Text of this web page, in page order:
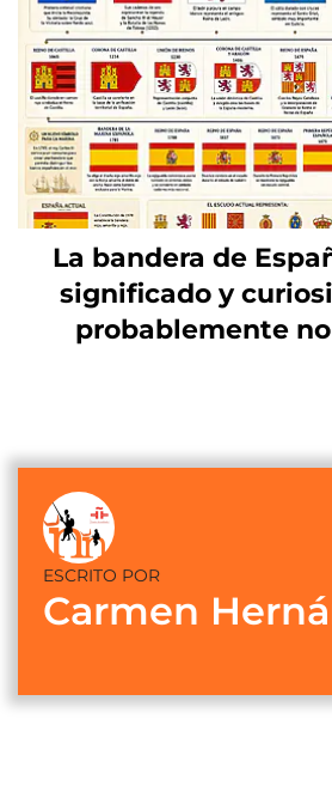
La bandera de
significado y
probablemente
ESCRITO POR
Carmen